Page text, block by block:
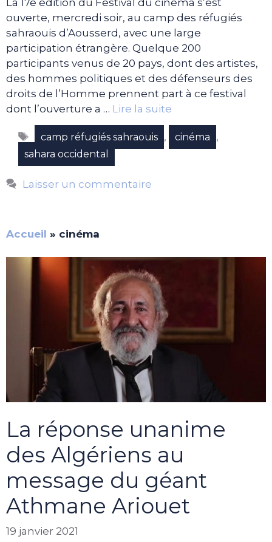
ouverte, mercredi soir, au camp des réfugiés
sahraouis d’Aousserd, avec une large
participation étrangère. Quelque 200
participants venus de 20 pays, dont des artistes,
des hommes politiques et des défenseurs des
droits de l’Homme prennent part à ce festival
dont l’ouverture a … Lire la suite
Étiquettes
camp réfugiés sahraouis , cinéma ,
sahara occidental
Laisser un commentaire
Accueil » cinéma
La réponse unanime
des Algériens au
message du géant
Athmane Ariouet
19 janvier 2021